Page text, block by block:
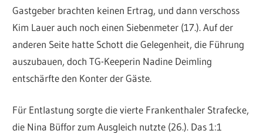
Gastgeber brachten keinen Ertrag, und dann verschoss
Kim Lauer auch noch einen Siebenmeter (17.). Auf der
anderen Seite hatte Schott die Gelegenheit, die Führung
auszubauen, doch TG-Keeperin Nadine Deimling
entschärfte den Konter der Gäste.
Für Entlastung sorgte die vierte Frankenthaler Strafecke,
die Nina Büffor zum Ausgleich nutzte (26.). Das 1:1